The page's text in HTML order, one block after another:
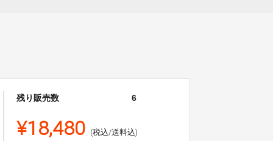
残り販売数 6
¥18,480 (税込/送料込)